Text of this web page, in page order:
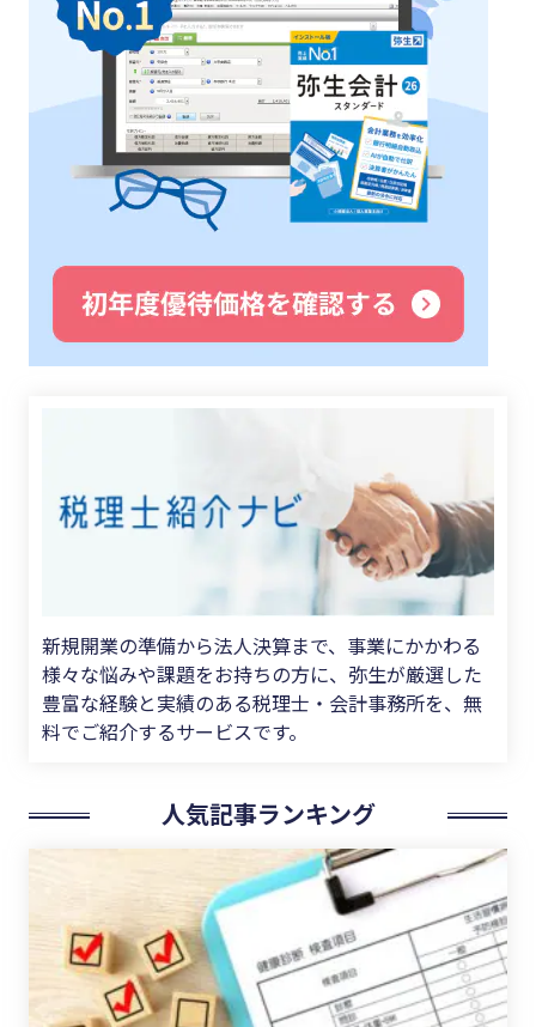
新規開業の準備から法人決算まで、事業にかかわる
様々な悩みや課題をお持ちの方に、弥生が厳選した
豊富な経験と実績のある税理士・会計事務所を、無
料でご紹介するサービスです。
人気記事ランキング